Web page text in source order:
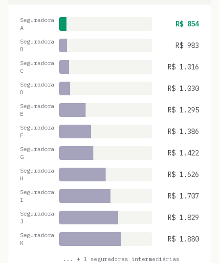
Seguradora
A
R$ 854
Seguradora
B
R$ 983
Seguradora
C
R$ 1.016
Seguradora
D
R$ 1.030
Seguradora
E
R$ 1.295
Seguradora
F
R$ 1.386
Seguradora
G
R$ 1.422
Seguradora
H
R$ 1.626
Seguradora
I
R$ 1.707
Seguradora
J
R$ 1.829
Seguradora
K
R$ 1.880
... + 1 seguradoras intermediárias